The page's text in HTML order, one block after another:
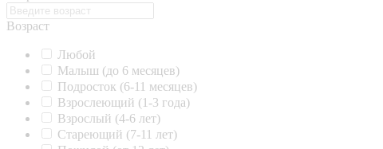
Возраст
Любой
Малыш (до 6 месяцев)
Подросток (6-11 месяцев)
Взрослеющий (1-3 года)
Взрослый (4-6 лет)
Стареющий (7-11 лет)